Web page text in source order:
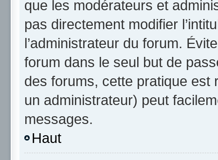
que les modérateurs et
pas directement modifier
l’administrateur du forum.
forum dans le seul but de
des forums, cette pratique est
un administrateur) peut
messages.
Haut